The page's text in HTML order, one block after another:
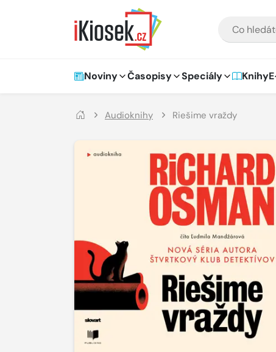
Hlavní navigace
Noviny Časopisy Speciály Knihy
Audioknihy Riešime vraždy